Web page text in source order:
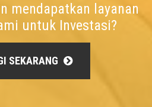
mendapatkan layanan
untuk Investasi?
SEKARANG